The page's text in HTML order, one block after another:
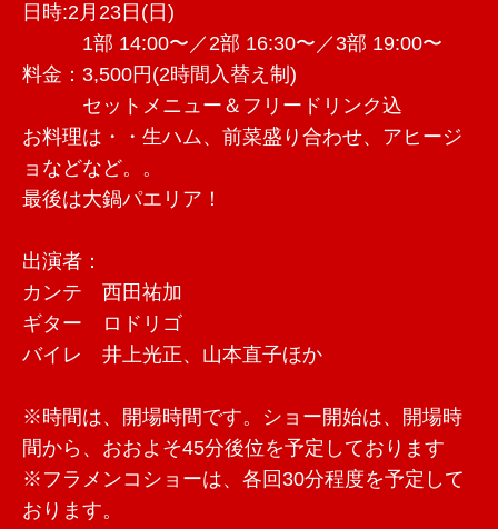
日時:2月23日(日)
1部 14:00〜／2部 16:30〜／3部 19:00〜
料金：3,500円(2時間入替え制)
セットメニュー＆フリードリンク込
お料理は・・生ハム、前菜盛り合わせ、アヒージ
ョなどなど。。
最後は大鍋パエリア！
出演者：
カンテ 西田祐加
ギター ロドリゴ
バイレ 井上光正、山本直子ほか
※時間は、開場時間です。ショー開始は、開場時
間から、おおよそ45分後位を予定しております
※フラメンコショーは、各回30分程度を予定して
おります。